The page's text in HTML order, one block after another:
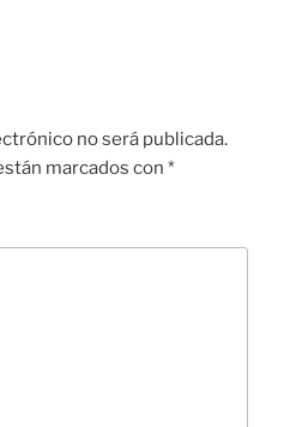
no será publicada.
marcados con *